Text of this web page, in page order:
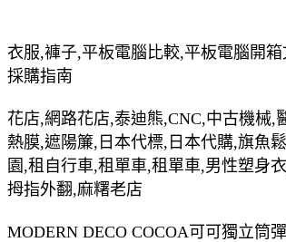
衣服,褲子,平板電腦比較,平板電腦開
採購指南
花店,網路花店,泰迪熊,CNC,中古機械,
熱膜,遮陽簾,日本代標,日本代購,旗魚
園,租自行車,租單車,租單車,男性塑身
拇指外翻,麻糬老店
MODERN DECO COCOA可可獨立筒